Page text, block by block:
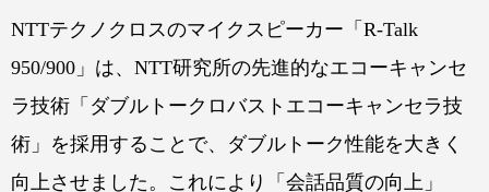
NTTテクノクロスのマイクスピーカー「R-Talk
950/900」は、NTT研究所の先進的なエコーキャンセ
ラ技術「ダブルトークロバストエコーキャンセラ技
術」を採用することで、ダブルトーク性能を大きく
向上させました。これにより「会話品質の向上」